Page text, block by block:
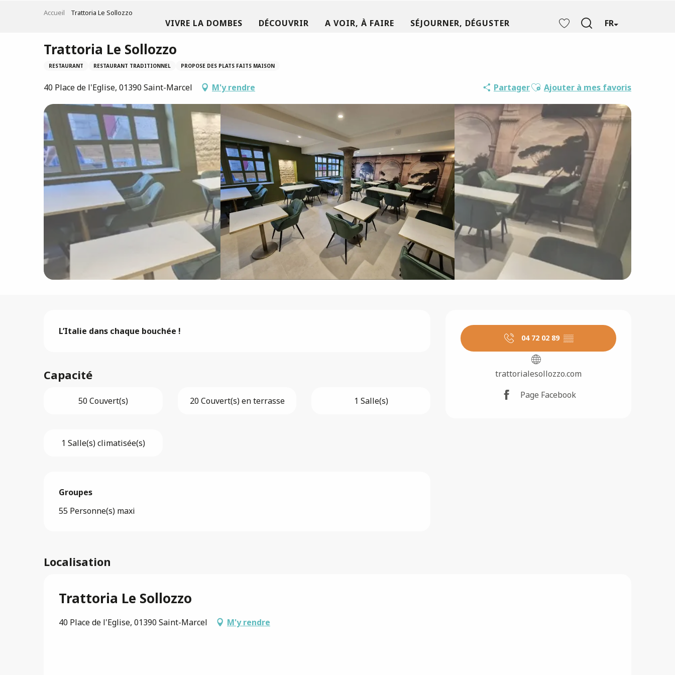
FR
VIVRE LA DOMBES DÉCOUVRIR A VOIR, À FAIRE SÉJOURNER, DÉGUSTER
Accueil Trattoria Le Sollozzo
Trattoria Le Sollozzo
RESTAURANT RESTAURANT TRADITIONNEL PROPOSE DES PLATS FAITS MAISON
40 Place de l'Eglise, 01390 Saint-Marcel M'y rendre PartagerAjouter aux favoris
Ajouter à mes favoris
Ouverture et
04 72 02 89 ▒▒
trattorialesollozzo.com
Page Facebook
Description
L’Italie dans chaque bouchée !
Capacité
50 Couvert(s) 20 Couvert(s) en terrasse 1 Salle(s)
1 Salle(s) climatisée(s)
Groupes
Groupes
55 Personne(s) maxi
Localisation
Trattoria Le Sollozzo
40 Place de l'Eglise, 01390 Saint-Marcel M'y rendre